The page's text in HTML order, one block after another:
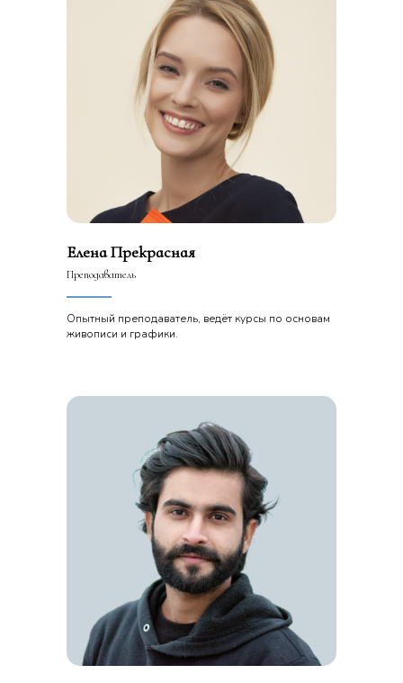
Елена Прекрасная
Преподаватель
Опытный преподаватель, ведёт курсы по основам
живописи и графики.